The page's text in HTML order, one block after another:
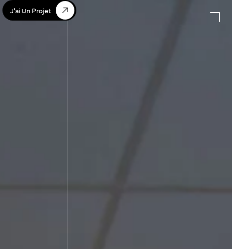
J'ai Un Projet